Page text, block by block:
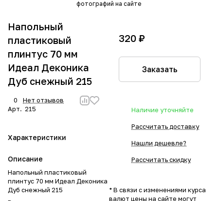
фотографий на сайте
Напольный
пластиковый
плинтус 70 мм
Идеал Деконика
Дуб снежный 215
0
Нет отзывов
Арт. 215
Характеристики
Описание
Напольный пластиковый
плинтус 70 мм Идеал Деконика
Дуб снежный 215
320 ₽
Заказать
Наличие уточняйте
Рассчитать доставку
Нашли дешевле?
Рассчитать скидку
* В связи с изменениями курса
валют цены на сайте могут